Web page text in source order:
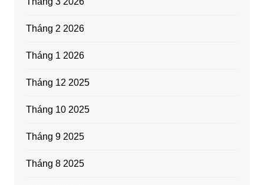
Tháng 2 2026
Tháng 1 2026
Tháng 12 2025
Tháng 10 2025
Tháng 9 2025
Tháng 8 2025